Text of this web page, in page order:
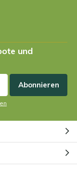
und
Abonnieren